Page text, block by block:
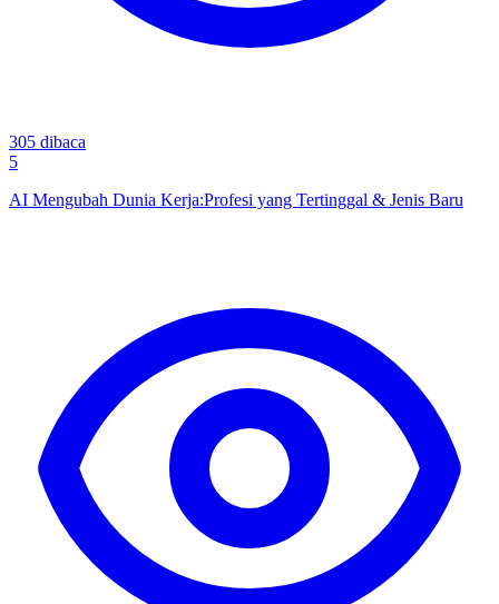
305 dibaca
5
AI Mengubah Dunia Kerja:Profesi yang Tertinggal & Jenis Baru